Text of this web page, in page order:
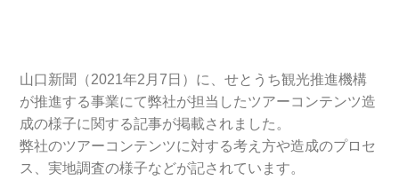
山口新聞（2021年2月7日）に、せとうち観光推進機構
が推進する事業にて弊社が担当したツアーコンテンツ造
成の様子に関する記事が掲載されました。
弊社のツアーコンテンツに対する考え方や造成のプロセ
ス、実地調査の様子などが記されています。